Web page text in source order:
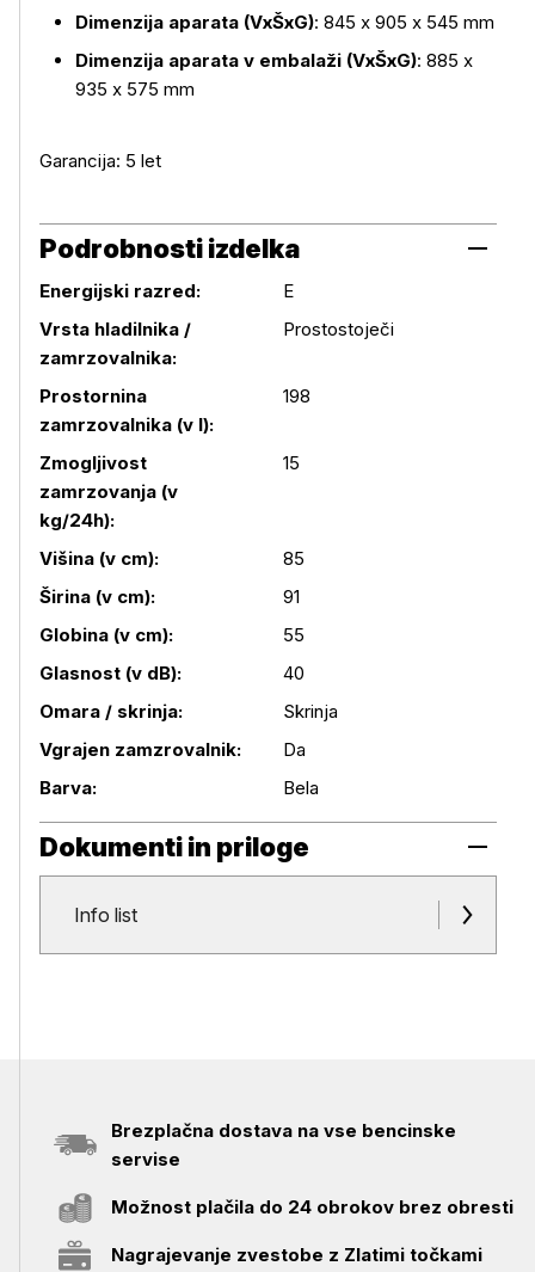
Dimenzija aparata (VxŠxG): 845 x 905 x 545 mm
Dimenzija aparata v embalaži (VxŠxG): 885 x
935 x 575 mm
Garancija: 5 let
Podrobnosti izdelka
Podrobnosti izdelka
Energijski razred:
E
Vrsta hladilnika /
zamrzovalnika:
Prostostoječi
Prostornina
zamrzovalnika (v l):
198
Zmogljivost
zamrzovanja (v
kg/24h):
15
Višina (v cm):
85
Širina (v cm):
91
Globina (v cm):
55
Glasnost (v dB):
40
Omara / skrinja:
Skrinja
Vgrajen zamzrovalnik:
Da
Barva:
Bela
Dokumenti in priloge
Dokumenti in priloge
Info list
Brezplačna dostava na vse bencinske
servise
Možnost plačila do 24 obrokov brez obresti
Nagrajevanje zvestobe z Zlatimi točkami